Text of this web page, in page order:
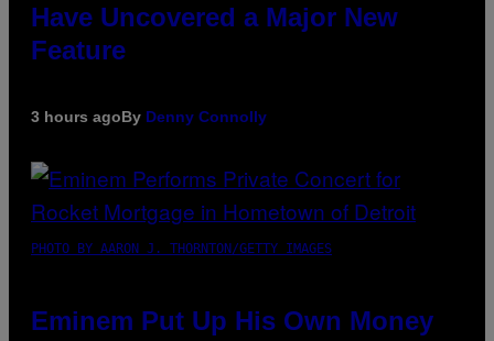
Have Uncovered a Major New
Feature
3 hours agoBy Denny Connolly
PHOTO BY AARON J. THORNTON/GETTY IMAGES
Eminem Put Up His Own Money